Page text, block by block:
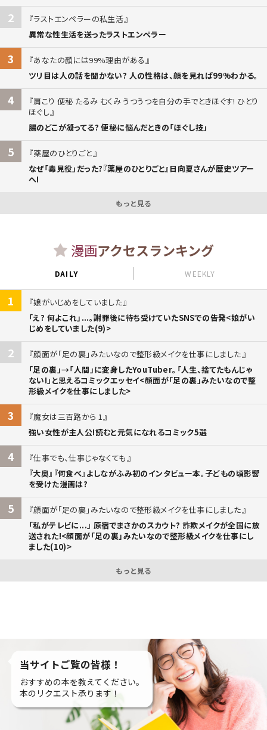
2
ラストエンペラーの私生活
異常な性生活を送ったラストエンペラー
3
あなたの顔には99%理由がある
ツリ目は人の話を聞かない? 人の性格は、顔を見れば99%わかる。
4
肩こり 便秘 たるみ むくみ うつうつを自分の手でときほぐす! ひとり
ほぐし
腸のどこが凝ってる? 便秘に悩んだときの「ほぐし技」
5
薬屋のひとりごと
なぜ「毒見役」だった?『薬屋のひとりごと』日向夏さんが歴史ツアー
へ!
もっと見る
漫画アクセスランキング
DAILY WEEKLY
1
娘がいじめをしていました
「え? 何よこれ」...。謝罪後に待ち受けていたSNSでの告発<娘がい
じめをしていました(9)>
2
顔面が「足の裏」みたいなので整形級メイクを仕事にしました
「足の裏」→「人間」に変身したYouTuber。「人生、捨てたもんじゃ
ない!」と思えるコミックエッセイ<顔面が「足の裏」みたいなので整
形級メイクを仕事にしました>
3
魔女は三百路から 1
強い女性が主人公!読むと元気になれるコミック5選
4
仕事でも、仕事じゃなくても
『大奥』『何食べ』よしながふみ初のインタビュー本。子どもの頃影響
を受けた漫画は?
5
顔面が「足の裏」みたいなので整形級メイクを仕事にしました
「私がテレビに...」 原宿でまさかのスカウト? 詐欺メイクが全国に放
送された!<顔面が「足の裏」みたいなので整形級メイクを仕事にし
ました(10)>
もっと見る
当サイトご覧の皆様！
おすすめの本を教えてください。
本のリクエスト承ります！